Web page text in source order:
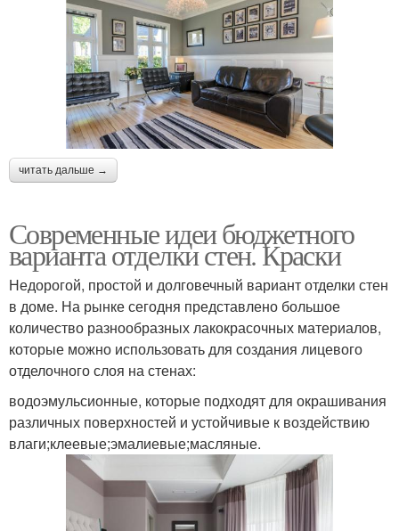
читать дальше →
Современные идеи бюджетного
варианта отделки стен. Краски
Недорогой, простой и долговечный вариант отделки стен
в доме. На рынке сегодня представлено большое
количество разнообразных лакокрасочных материалов,
которые можно использовать для создания лицевого
отделочного слоя на стенах:
водоэмульсионные, которые подходят для окрашивания
различных поверхностей и устойчивые к воздействию
влаги;клеевые;эмалиевые;масляные.